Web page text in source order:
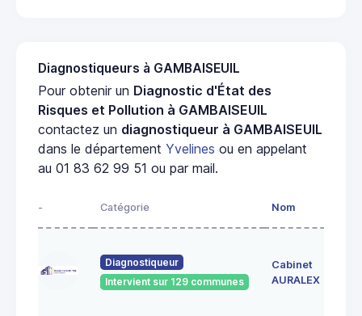
Diagnostiqueurs à GAMBAISEUIL
Pour obtenir un Diagnostic d'État des
Risques et Pollution à GAMBAISEUIL
contactez un diagnostiqueur à GAMBAISEUIL
dans le département Yvelines ou en appelant
au 01 83 62 99 51 ou par mail.
- Catégorie Nom
Diagnostiqueur
Intervient sur 129 communes
Cabinet
AURALEX